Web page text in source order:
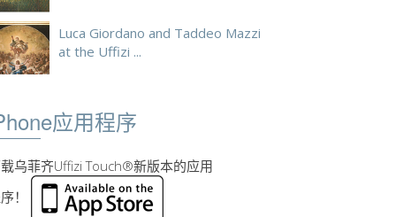
Luca Giordano and Taddeo Mazzi
at the Uffizi ...
应用程序
乌菲齐Uffizi Touch®新版本的应用
！